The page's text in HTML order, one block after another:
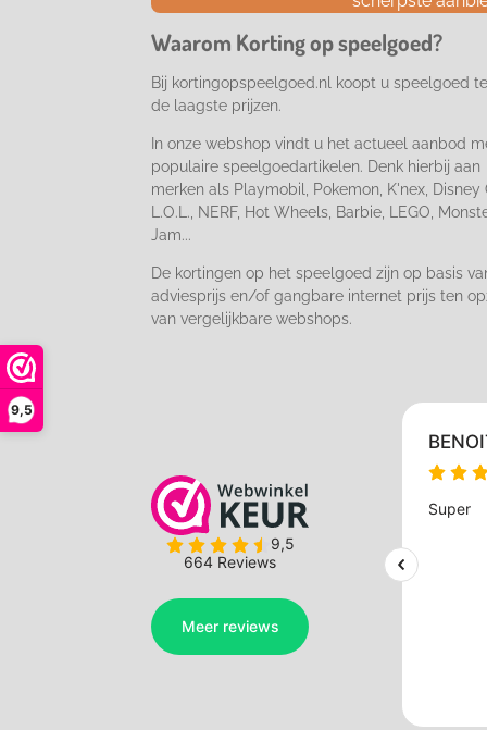
9,5
o
k
g
a
k
Waarom Korting op speelgoed?
Bij kortingopspeelgoed.nl koopt u speelgoed
de laagste prijzen.
In onze webshop vindt u het actueel aanbod
populaire speelgoedartikelen. Denk hierbij aan
merken als Playmobil, Pokemon, K'nex, Disney
L.O.L., NERF, Hot Wheels, Barbie, LEGO,
Jam...
De kortingen op het speelgoed zijn op basis
adviesprijs en/of gangbare internet prijs ten
van vergelijkbare webshops.